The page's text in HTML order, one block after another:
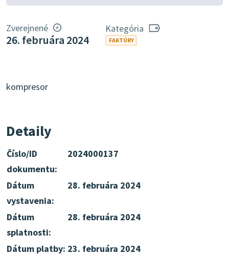
Zverejnené
26. februára 2024
Kategória
FAKTÚRY
kompresor
Detaily
Číslo/ID
dokumentu:
2024000137
Dátum
vystavenia:
28. februára 2024
Dátum
splatnosti:
28. februára 2024
Dátum platby: 23. februára 2024